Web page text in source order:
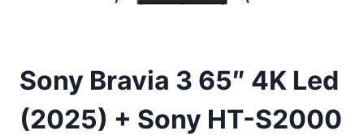
Sony Bravia 3 65″ 4K Led
(2025) + Sony HT-S2000